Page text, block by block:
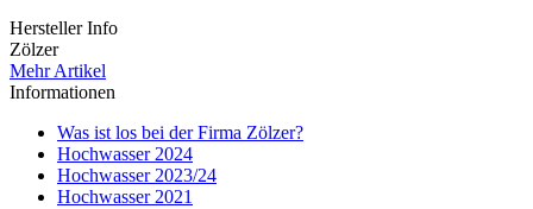
Hersteller Info
Zölzer
Mehr Artikel
Informationen
Was ist los bei der Firma Zölzer?
Hochwasser 2024
Hochwasser 2023/24
Hochwasser 2021